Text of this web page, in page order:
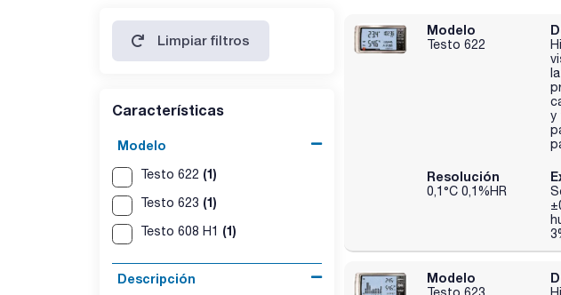
Limpiar filtros
Características
Modelo
Testo 622 (1)
Testo 623 (1)
Testo 608 H1 (1)
Descripción
Modelo
Testo 622
y
Resolución
0,1°C 0,1%HR
Modelo
Testo 623